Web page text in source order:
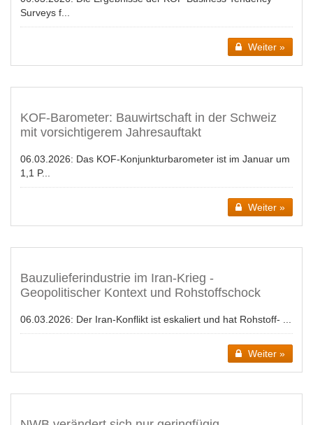
Surveys f...
Weiter »
KOF-Barometer: Bauwirtschaft in der Schweiz
mit vorsichtigerem Jahresauftakt
06.03.2026: Das KOF-Konjunkturbarometer ist im Januar um
1,1 P...
Weiter »
Bauzulieferindustrie im Iran-Krieg -
Geopolitischer Kontext und Rohstoffschock
06.03.2026: Der Iran-Konflikt ist eskaliert und hat Rohstoff- ...
Weiter »